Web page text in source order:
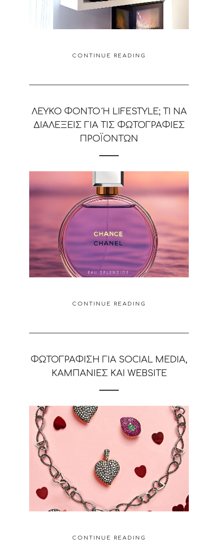
CONTINUE READING
ΛΕΥΚΌ ΦΌΝΤΟ Ή LIFESTYLE; ΤΙ ΝΑ Δ
ΙΑΛΈΞΕΙΣ ΓΙΑ ΤΙΣ ΦΩΤΟΓΡΑΦΊΕΣ Π
ΡΟΪΌΝΤΩΝ
CONTINUE READING
ΦΩΤΟΓΡΆΦΙΣΗ ΓΙΑ SOCIAL MEDIA,
ΚΑΜΠΆΝΙΕΣ ΚΑΙ WEBSITE
CONTINUE READING